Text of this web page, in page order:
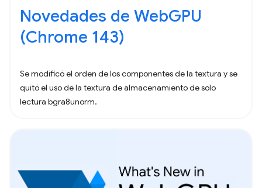
Novedades de WebGPU
(Chrome 143)
Se modificó el orden de los componentes de la textura y se
quitó el uso de la textura de almacenamiento de solo
lectura bgra8unorm.